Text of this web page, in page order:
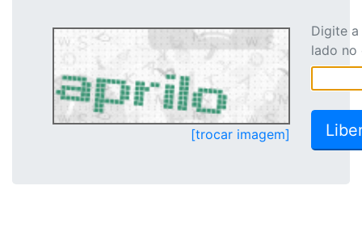
[trocar imagem]
Digite
lado no